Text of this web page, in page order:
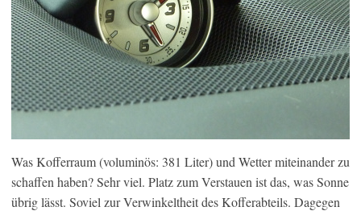
Was Kofferraum (voluminös: 381 Liter) und Wetter miteinander zu
schaffen haben? Sehr viel. Platz zum Verstauen ist das, was Sonne
übrig lässt. Soviel zur Verwinkeltheit des Kofferabteils. Dagegen